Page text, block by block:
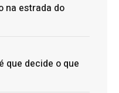
na estrada do
que decide o que